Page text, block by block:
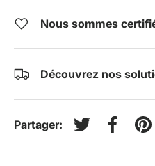
Nous sommes
Découvrez nos
Partager:
Tweeter sur